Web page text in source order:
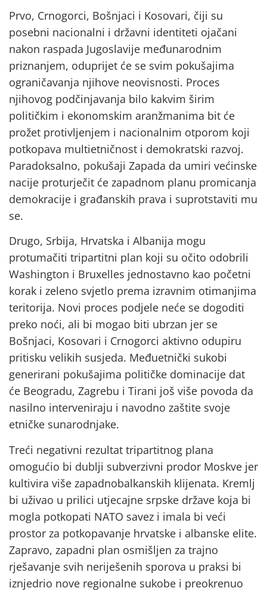
Prvo, Crnogorci, Bošnjaci i Kosovari, čiji su
posebni nacionalni i državni identiteti ojačani
nakon raspada Jugoslavije međunarodnim
priznanjem, oduprijet će se svim pokušajima
ograničavanja njihove neovisnosti. Proces
njihovog podčinjavanja bilo kakvim širim
političkim i ekonomskim aranžmanima bit će
prožet protivljenjem i nacionalnim otporom koji
potkopava multietničnost i demokratski razvoj.
Paradoksalno, pokušaji Zapada da umiri većinske
nacije proturječit će zapadnom planu promicanja
demokracije i građanskih prava i suprotstaviti mu
se.
Drugo, Srbija, Hrvatska i Albanija mogu
protumačiti tripartitni plan koji su očito odobrili
Washington i Bruxelles jednostavno kao početni
korak i zeleno svjetlo prema izravnim otimanjima
teritorija. Novi proces podjele neće se dogoditi
preko noći, ali bi mogao biti ubrzan jer se
Bošnjaci, Kosovari i Crnogorci aktivno odupiru
pritisku velikih susjeda. Međuetnički sukobi
generirani pokušajima političke dominacije dat
će Beogradu, Zagrebu i Tirani još više povoda da
nasilno interveniraju i navodno zaštite svoje
etničke sunarodnjake.
Treći negativni rezultat tripartitnog plana
omogućio bi dublji subverzivni prodor Moskve jer
kultivira više zapadnobalkanskih klijenata. Kremlj
bi uživao u prilici utjecajne srpske države koja bi
mogla potkopati NATO savez i imala bi veći
prostor za potkopavanje hrvatske i albanske elite.
Zapravo, zapadni plan osmišljen za trajno
rješavanje svih neriješenih sporova u praksi bi
iznjedrio nove regionalne sukobe i preokrenuo